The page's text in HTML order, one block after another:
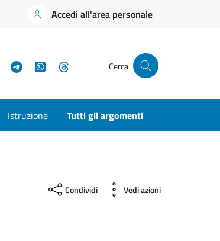
Accedi all'area personale
LinkedInTelegramWhatsApp Cerca
Istruzione Tutti gli argomenti
Condividi Vedi azioni